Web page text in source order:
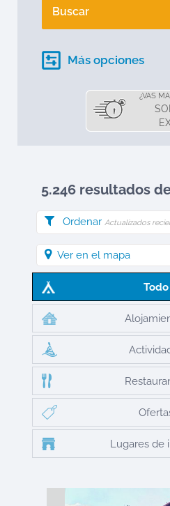
Buscar
Más opciones
¿VAS
5.246 resultados
Ordenar Actualizados
Ver en el mapa
Todo
Lugares de